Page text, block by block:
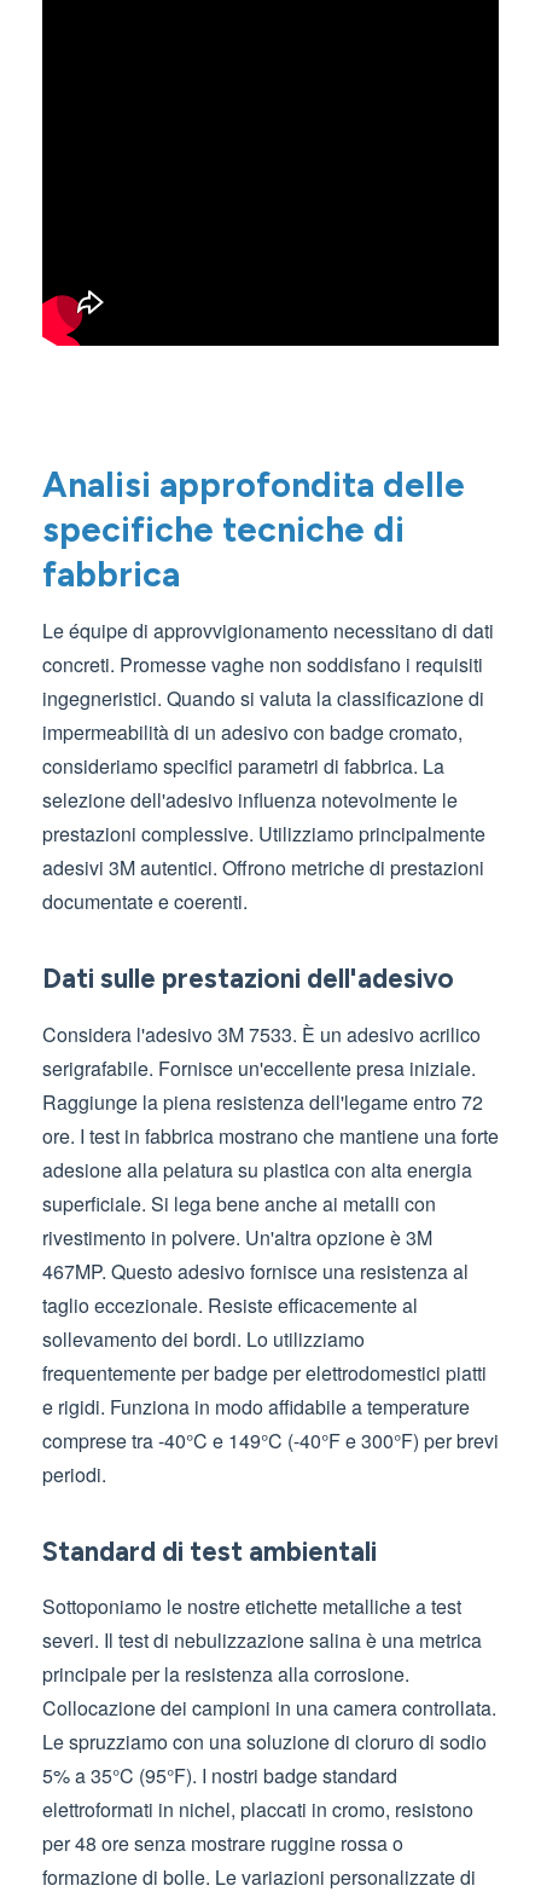
Analisi approfondita delle
specifiche tecniche di
fabbrica
Le équipe di approvvigionamento necessitano di dati
concreti. Promesse vaghe non soddisfano i requisiti
ingegneristici. Quando si valuta la classificazione di
impermeabilità di un adesivo con badge cromato,
consideriamo specifici parametri di fabbrica. La
selezione dell'adesivo influenza notevolmente le
prestazioni complessive. Utilizziamo principalmente
adesivi 3M autentici. Offrono metriche di prestazioni
documentate e coerenti.
Dati sulle prestazioni dell'adesivo
Considera l'adesivo 3M 7533. È un adesivo acrilico
serigrafabile. Fornisce un'eccellente presa iniziale.
Raggiunge la piena resistenza dell'legame entro 72
ore. I test in fabbrica mostrano che mantiene una forte
adesione alla pelatura su plastica con alta energia
superficiale. Si lega bene anche ai metalli con
rivestimento in polvere. Un'altra opzione è 3M
467MP. Questo adesivo fornisce una resistenza al
taglio eccezionale. Resiste efficacemente al
sollevamento dei bordi. Lo utilizziamo
frequentemente per badge per elettrodomestici piatti
e rigidi. Funziona in modo affidabile a temperature
comprese tra -40°C e 149°C (-40°F e 300°F) per brevi
periodi.
Standard di test ambientali
Sottoponiamo le nostre etichette metalliche a test
severi. Il test di nebulizzazione salina è una metrica
principale per la resistenza alla corrosione.
Collocazione dei campioni in una camera controllata.
Le spruzziamo con una soluzione di cloruro di sodio
5% a 35°C (95°F). I nostri badge standard
elettroformati in nichel, placcati in cromo, resistono
per 48 ore senza mostrare ruggine rossa o
formazione di bolle. Le variazioni personalizzate di